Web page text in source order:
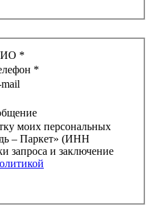
*
*
моих персональных
– Паркет» (ИНН